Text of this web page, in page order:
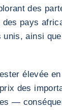
des
des pays
ainsi
élevée
des
—